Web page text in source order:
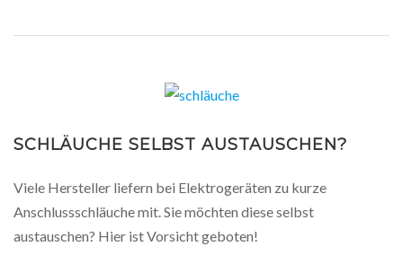
SCHLÄUCHE SELBST AUSTAUSCHEN?
Viele Hersteller liefern bei Elektrogeräten zu kurze
Anschlussschläuche mit. Sie möchten diese selbst
austauschen? Hier ist Vorsicht geboten!